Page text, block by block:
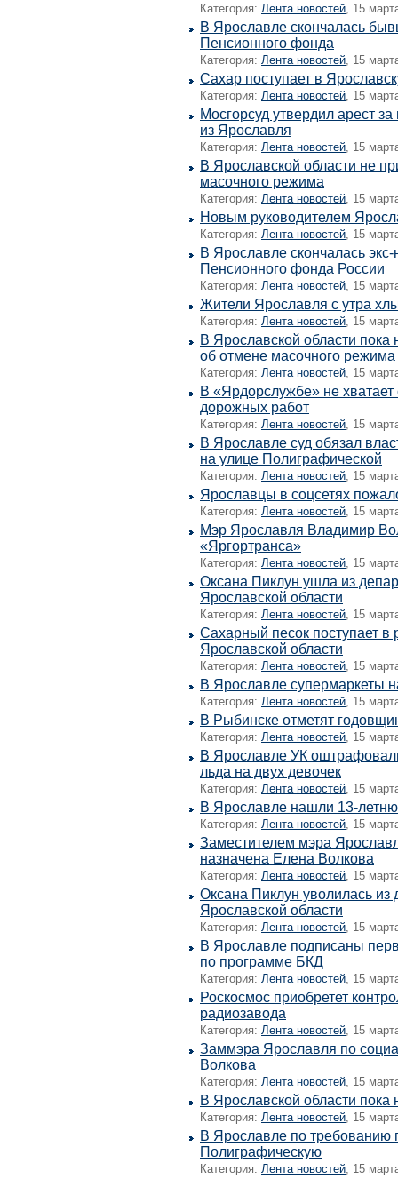
Категория: Лента новостей, 15
В Ярославле скончалась
Пенсионного фонда
Категория: Лента новостей, 15
Сахар поступает в
Категория: Лента новостей, 15
Мосгорсуд утвердил арест
из Ярославля
Категория: Лента новостей, 15
В Ярославской области не
масочного режима
Категория: Лента новостей, 15
Новым руководителем
Категория: Лента новостей, 15
В Ярославле скончалась
Пенсионного фонда России
Категория: Лента новостей, 15
Жители Ярославля с утра
Категория: Лента новостей, 15
В Ярославской области
об отмене масочного режима
Категория: Лента новостей, 15
В «Ярдорслужбе» не
дорожных работ
Категория: Лента новостей, 15
В Ярославле суд обязал
на улице Полиграфической
Категория: Лента новостей, 15
Ярославцы в соцсетях
Категория: Лента новостей, 15
Мэр Ярославля Владимир
«Яргортранса»
Категория: Лента новостей, 15
Оксана Пиклун ушла из
Ярославской области
Категория: Лента новостей, 15
Сахарный песок поступает
Ярославской области
Категория: Лента новостей, 15
В Ярославле супермаркеты
Категория: Лента новостей, 15
В Рыбинске отметят
Категория: Лента новостей, 15
В Ярославле УК
льда на двух девочек
Категория: Лента новостей, 15
В Ярославле нашли 13-
Категория: Лента новостей, 15
Заместителем мэра
назначена Елена Волкова
Категория: Лента новостей, 15
Оксана Пиклун уволилась из
Ярославской области
Категория: Лента новостей, 15
В Ярославле подписаны
по программе БКД
Категория: Лента новостей, 15
Роскосмос приобретет
радиозавода
Категория: Лента новостей, 15
Заммэра Ярославля по
Волкова
Категория: Лента новостей, 15
В Ярославской области
Категория: Лента новостей, 15
В Ярославле по требованию
Полиграфическую
Категория: Лента новостей, 15